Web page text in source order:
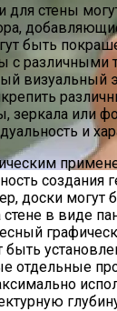
На
для стены
быть
с различными
визуальный
зеркала или
и
создания
доски могут
стене в виде
отдельные